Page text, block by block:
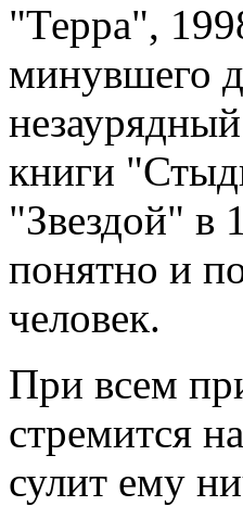
"Терра",
минувшего
книги
"Звездой" в
понятно и
человек.
При всем
стремится
сулит ему